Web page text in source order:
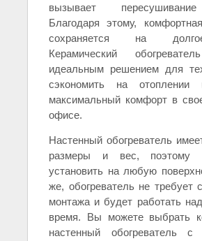
вызывает
Благодаря этому,
сохраняется на
Керамический
идеальным решением для
сэкономить на отоплении
максимальный комфорт в
офисе.
Настенный обогреватель
размеры и вес, поэтому
установить на любую
же, обогреватель не требует
монтажа и будет работать
время. Вы можете выбрать
настенный обогреватель с